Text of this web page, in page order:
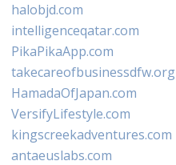
halobjd.com
intelligenceqatar.com
PikaPikaApp.com
takecareofbusinessdfw.org
HamadaOfJapan.com
VersifyLifestyle.com
kingscreekadventures.com
antaeuslabs.com